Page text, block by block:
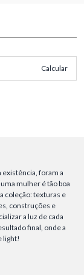
Calcular
existência, foram a
mulher é tão boa
coleção: texturas e
construções e
a luz de cada
final, onde a
light!